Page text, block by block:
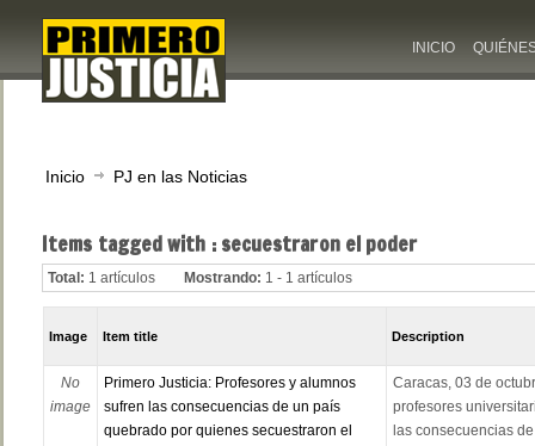
INICIO
Inicio PJ en las Noticias
Items tagged with : secuestraron el poder
Total: 1 artículos Mostrando: 1 - 1 artículos
Image Item title Description
No
image
Primero Justicia: Profesores y alumnos
sufren las consecuencias de un país
quebrado por quienes secuestraron el
Caracas, 03 de
profesores
las consecuencias